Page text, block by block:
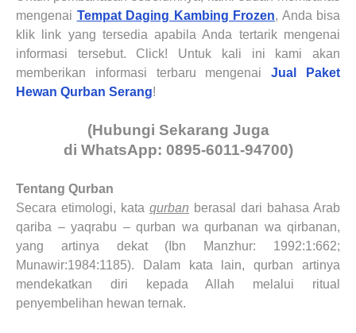
mengenai Tempat Daging Kambing Frozen, Anda bisa
klik link yang tersedia apabila Anda tertarik mengenai
informasi tersebut. Click! Untuk kali ini kami akan
memberikan informasi terbaru mengenaiJual Paket
Hewan Qurban Serang!
(Hubungi Sekarang Juga
di WhatsApp: 0895-6011-94700)
Tentang Qurban
Secara etimologi, kata qurban berasal dari bahasa Arab
qariba – yaqrabu – qurban wa qurbanan wa qirbanan,
yang artinya dekat (Ibn Manzhur: 1992:1:662;
Munawir:1984:1185). Dalam kata lain, qurban artinya
mendekatkan diri kepada Allah melalui ritual
penyembelihan hewan ternak.